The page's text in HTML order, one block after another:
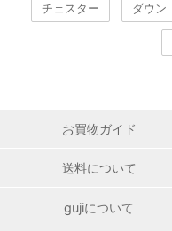
チェスター ダウン
お買物ガイド
送料について
gujiについて